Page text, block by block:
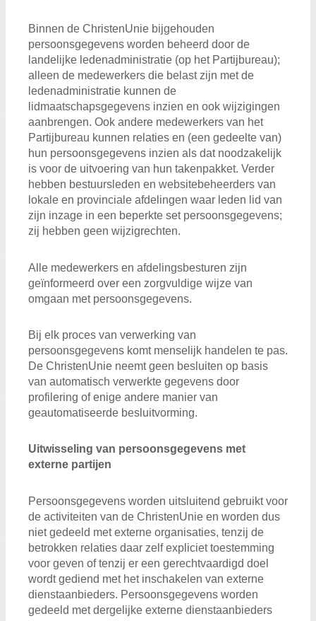
Binnen de ChristenUnie bijgehouden
persoonsgegevens worden beheerd door de
landelijke ledenadministratie (op het Partijbureau);
alleen de medewerkers die belast zijn met de
ledenadministratie kunnen de
lidmaatschapsgegevens inzien en ook wijzigingen
aanbrengen. Ook andere medewerkers van het
Partijbureau kunnen relaties en (een gedeelte van)
hun persoonsgegevens inzien als dat noodzakelijk
is voor de uitvoering van hun takenpakket. Verder
hebben bestuursleden en websitebeheerders van
lokale en provinciale afdelingen waar leden lid van
zijn inzage in een beperkte set persoonsgegevens;
zij hebben geen wijzigrechten.
Alle medewerkers en afdelingsbesturen zijn
geïnformeerd over een zorgvuldige wijze van
omgaan met persoonsgegevens.
Bij elk proces van verwerking van
persoonsgegevens komt menselijk handelen te pas.
De ChristenUnie neemt geen besluiten op basis
van automatisch verwerkte gegevens door
profilering of enige andere manier van
geautomatiseerde besluitvorming.
Uitwisseling van persoonsgegevens met
externe partijen
Persoonsgegevens worden uitsluitend gebruikt voor
de activiteiten van de ChristenUnie en worden dus
niet gedeeld met externe organisaties, tenzij de
betrokken relaties daar zelf expliciet toestemming
voor geven of tenzij er een gerechtvaardigd doel
wordt gediend met het inschakelen van externe
dienstaanbieders. Persoonsgegevens worden
gedeeld met dergelijke externe dienstaanbieders